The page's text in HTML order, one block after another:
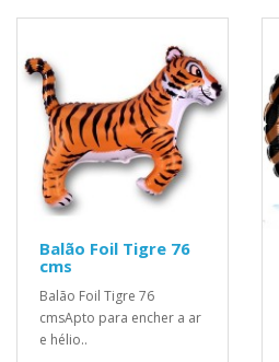
Balão Foil Tigre 76
cms
Balão Foil Tigre 76
cmsApto para encher a ar
e hélio..